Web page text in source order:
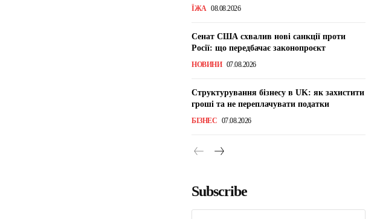
ЇЖА 08.08.2026
Сенат США схвалив нові санкції проти
Росії: що передбачає законопроєкт
НОВИНИ 07.08.2026
Структурування бізнесу в UK: як захистити
гроші та не переплачувати податки
БІЗНЕС 07.08.2026
Subscribe